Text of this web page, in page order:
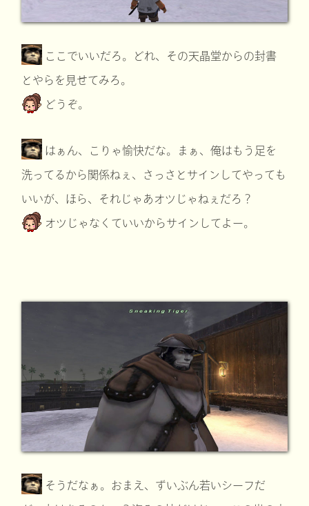
ここでいいだろ。どれ、その天晶堂からの封書
とやらを見せてみろ。
どうぞ。
はぁん、こりゃ愉快だな。まぁ、俺はもう足を
洗ってるから関係ねぇ、さっさとサインしてやっても
いいが、ほら、それじゃあオツじゃねぇだろ？
オツじゃなくていいからサインしてよー。
そうだなぁ。おまえ、ずいぶん若いシーフだ